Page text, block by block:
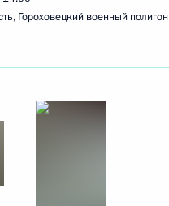
Гороховецкий военный полигон